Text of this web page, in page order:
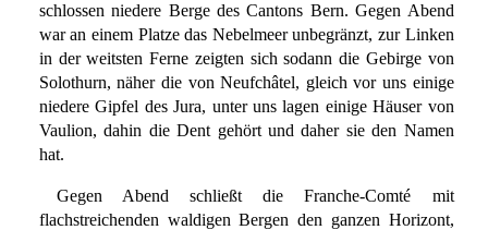
schlossen niedere Berge des Cantons Bern. Gegen Abend
war an einem Platze das Nebelmeer unbegränzt, zur Linken
in der weitsten Ferne zeigten sich sodann die Gebirge von
Solothurn, näher die von Neufchâtel, gleich vor uns einige
niedere Gipfel des Jura, unter uns lagen einige Häuser von
Vaulion, dahin die Dent gehört und daher sie den Namen
hat.
Gegen Abend schließt die Franche-Comté mit
flachstreichenden waldigen Bergen den ganzen Horizont,